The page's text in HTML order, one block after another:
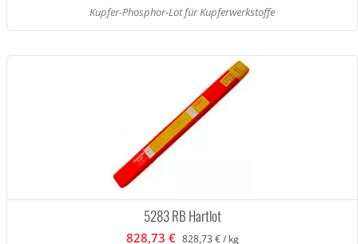
Kupfer-Phosphor-Lot für Kupferwerkstoffe
5283 RB Hartlot
828,73 € 828,73 € / kg